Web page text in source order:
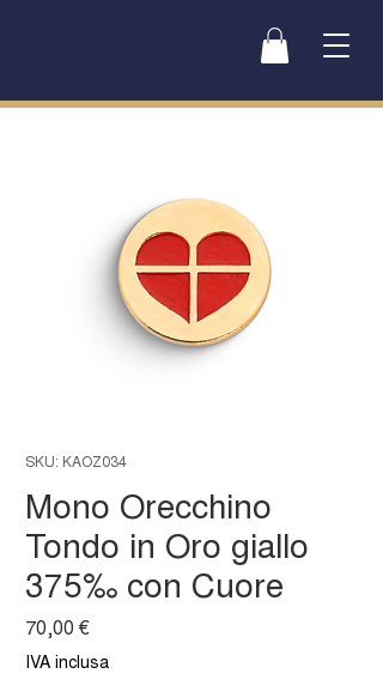
SKU: KAOZ034
Mono Orecchino
Tondo in Oro giallo
375‰ con Cuore
70,00 €Prezzo
IVA inclusa